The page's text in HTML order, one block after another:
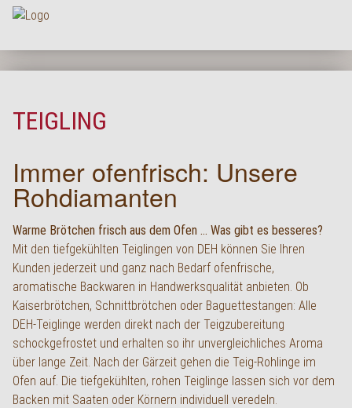
TEIGLING
Immer ofenfrisch: Unsere
Rohdiamanten
Warme Brötchen frisch aus dem Ofen … Was gibt es besseres?
Mit den tiefgekühlten Teiglingen von DEH können Sie Ihren
Kunden jederzeit und ganz nach Bedarf ofenfrische,
aromatische Backwaren in Handwerksqualität anbieten. Ob
Kaiserbrötchen, Schnittbrötchen oder Baguettestangen: Alle
DEH-Teiglinge werden direkt nach der Teigzubereitung
schockgefrostet und erhalten so ihr unvergleichliches Aroma
über lange Zeit. Nach der Gärzeit gehen die Teig-Rohlinge im
Ofen auf. Die tiefgekühlten, rohen Teiglinge lassen sich vor dem
Backen mit Saaten oder Körnern individuell veredeln.
HOME
SORTIMENT
PRODUKTQUALITÄT
SERVICE
KARRIERE
NEWS
KONTAKT
FAQ
LOGIN
English